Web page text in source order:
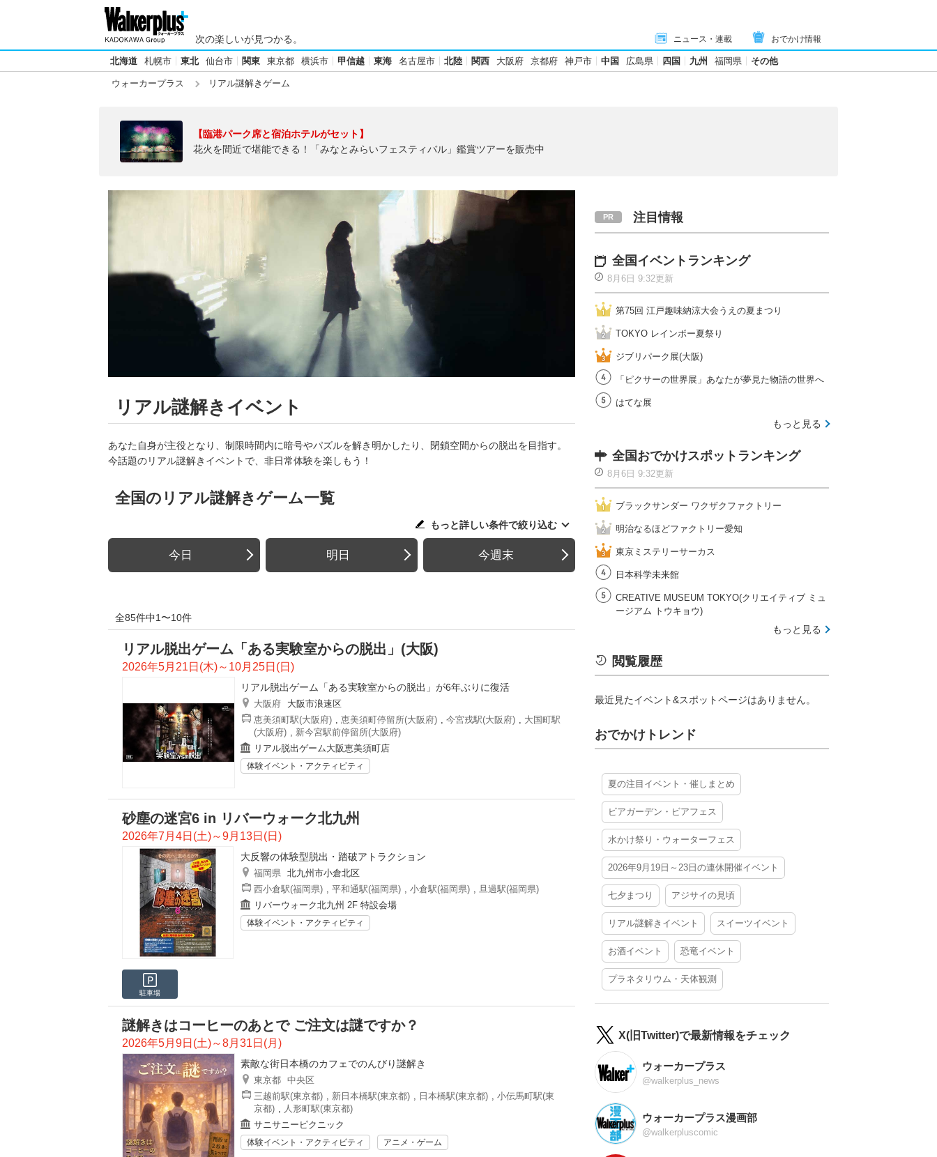
次の楽しいが見つかる。 ニュース・連載 おでかけ情報
北海道 札幌市 東北 仙台市 関東 東京都 横浜市 甲信越 東海 名古屋市 北陸 関西 大阪府 京都府 神戸市 中国 広島県 四国 九州 福岡県 その他
ウォーカープラス リアル謎解きゲーム
【臨港パーク席と宿泊ホテルがセット】
花火を間近で堪能できる！「みなとみらいフェスティバル」鑑賞ツアーを販売中
リアル謎解きイベント
あなた自身が主役となり、制限時間内に暗号やパズルを解き明かしたり、閉鎖空間からの脱出を目指す。
今話題のリアル謎解きイベントで、非日常体験を楽しもう！
全国のリアル謎解きゲーム一覧
もっと詳しい条件で絞り込む
今日 明日 今週末
全85件中1〜10件
リアル脱出ゲーム「ある実験室からの脱出」(大阪)
2026年5月21日(木)～10月25日(日)
リアル脱出ゲーム「ある実験室からの脱出」が6年ぶりに復活
大阪府
大阪市浪速区
恵美須町駅(大阪府)
恵美須町停留所(大阪府) 今宮戎駅(大阪府)
大国町駅
(大阪府)
新今宮駅前停留所(大阪府)
リアル脱出ゲーム大阪恵美須町店
体験イベント・アクティビティ
砂塵の迷宮6 in リバーウォーク北九州
2026年7月4日(土)～9月13日(日)
大反響の体験型脱出・踏破アトラクション
福岡県
北九州市小倉北区
西小倉駅(福岡県)
平和通駅(福岡県) 小倉駅(福岡県)
旦過駅(福岡県)
リバーウォーク北九州 2F 特設会場
体験イベント・アクティビティ
駐車場
謎解きはコーヒーのあとで ご注文は謎ですか？
2026年5月9日(土)～8月31日(月)
素敵な街日本橋のカフェでのんびり謎解き
東京都 中央区
三越前駅(東京都)
新日本橋駅(東京都) 日本橋駅(東京都)
小伝馬町駅(東
京都)
人形町駅(東京都)
サニサニーピクニック
体験イベント・アクティビティ アニメ・ゲーム
注目情報
全国イベントランキング
8月6日 9:32更新
第75回 江戸趣味納涼大会うえの夏まつり
TOKYO レインボー夏祭り
ジブリパーク展(大阪)
「ピクサーの世界展」あなたが夢見た物語の世界へ
はてな展
もっと見る
全国おでかけスポットランキング
8月6日 9:32更新
ブラックサンダー ワクザクファクトリー
明治なるほどファクトリー愛知
東京ミステリーサーカス
日本科学未来館
CREATIVE MUSEUM TOKYO(クリエイティブ ミュ
ージアム トウキョウ)
もっと見る
閲覧履歴
最近見たイベント&スポットページはありません。
おでかけトレンド
夏の注目イベント・催しまとめ
ビアガーデン・ビアフェス
水かけ祭り・ウォーターフェス
2026年9月19日～23日の連休開催イベント
七夕まつり アジサイの見頃
リアル謎解きイベント スイーツイベント
お酒イベント 恐竜イベント
プラネタリウム・天体観測
X(旧Twitter)で最新情報をチェック
ウォーカープラス
@walkerplus_news
ウォーカープラス漫画部
@walkerpluscomic